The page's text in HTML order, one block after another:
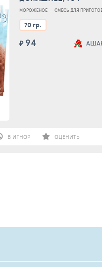
МОРОЖЕНОЕ СМЕСЬ ДЛЯ
70 гр.
₽ 94
В ИГНОР ОЦЕНИТЬ